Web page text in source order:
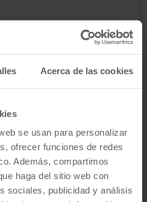
Acerca de las cookies
se usan para personalizar
ofrecer funciones de redes
Además, compartimos
haga del sitio web con
sociales, publicidad y análisis
Dto.23%